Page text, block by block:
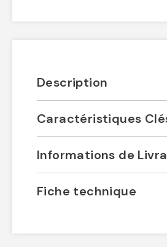
Description
Caractéristiques
Informations de
Fiche technique